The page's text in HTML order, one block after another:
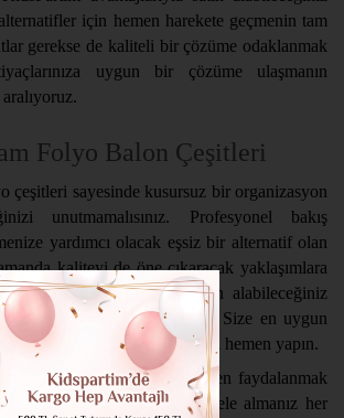
için hemen harekete geçmenin tam
gerekse de kaliteli bir çözüme odaklanmak
uygun bir çözüme ulaşmanın
aralıyoruz.
Folyo Balon Çeşitleri
çeşitleri sayesinde kusursuz bir organizasyon
unutmamalısınız. Profesyonel bakış
yardımcı olacak eşsiz bir alternatif olan
kaliteyi de öne çıkaracak yaklaşımlara
renkli folyo balonlar satın alabileceğiniz
de odaklanabilirsiniz. Size en uygun
odaklı çözümler için tercihinizi hemen yapın.
size uygun bir alternatiften faydalanmak
ve kaliteyi de dikkatle ele almanız her